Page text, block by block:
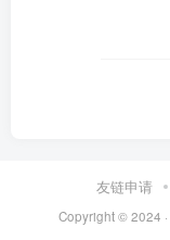
友链申请
Copyright © 2024 ·